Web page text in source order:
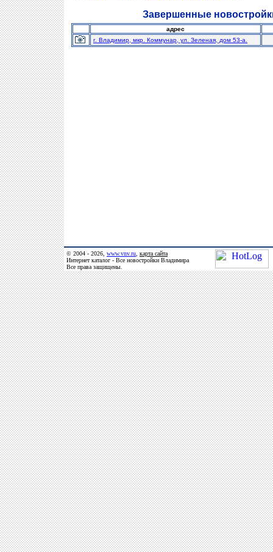
Завершенные
адрес
г. Владимир, мкр. Коммунар, ул. Зеленая, дом 53-а.
© 2004 - 2026, www.vnv.ru карта сайта
Интернет каталог - Все новостройки Владимира
Все права защищены.